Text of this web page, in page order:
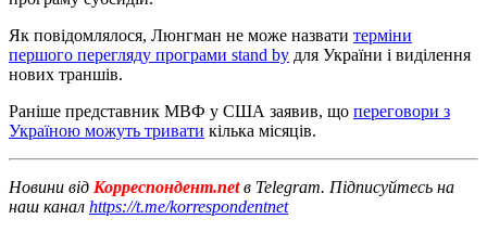
Як повідомлялося, Люнгман не може назвати терміни
першого перегляду програми stand by для України і виділення
нових траншів.
Раніше представник МВФ у США заявив, що переговори з
Україною можуть тривати кілька місяців.
Новини від Корреспондент.netв Telegram. Підписуйтесь на
наш канал https://t.me/korrespondentnet